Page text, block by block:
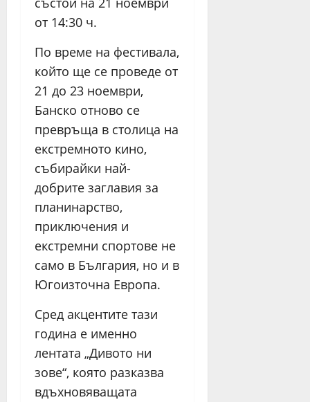
от 14:30 ч.
По време на фестивала,
който ще се проведе от
21 до 23 ноември,
Банско отново се
превръща в столица на
екстремното кино,
събирайки най-
добрите заглавия за
планинарство,
приключения и
екстремни спортове не
само в България, но и в
Югоизточна Европа.
Сред акцентите тази
година е именно
лентата „Дивото ни
зове“, която разказва
вдъхновяващата